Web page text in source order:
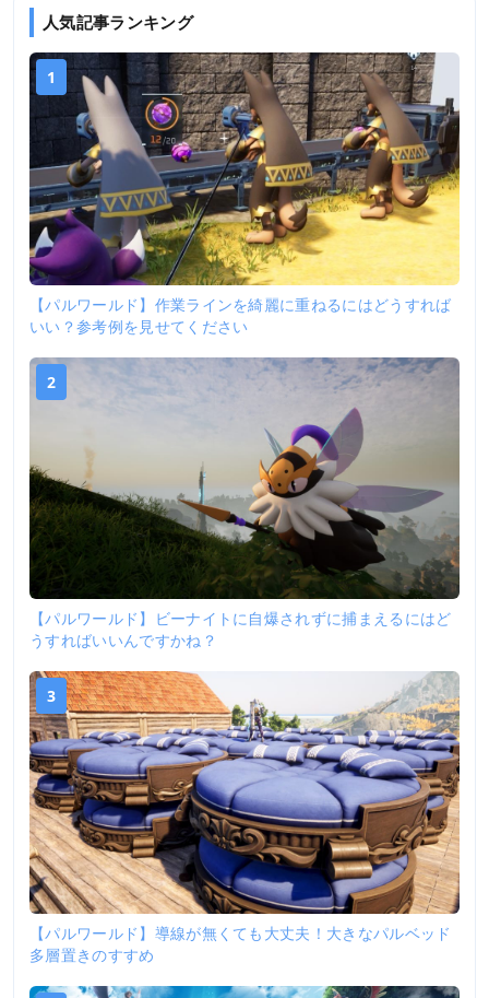
人気記事ランキング
1
【パルワールド】作業ラインを綺麗に重ねるにはどうすれば
いい？参考例を見せてください
2
【パルワールド】ビーナイトに自爆されずに捕まえるにはど
うすればいいんですかね？
3
【パルワールド】導線が無くても大丈夫！大きなパルベッド
多層置きのすすめ